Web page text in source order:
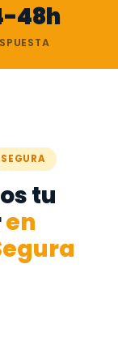
48h
tu
en